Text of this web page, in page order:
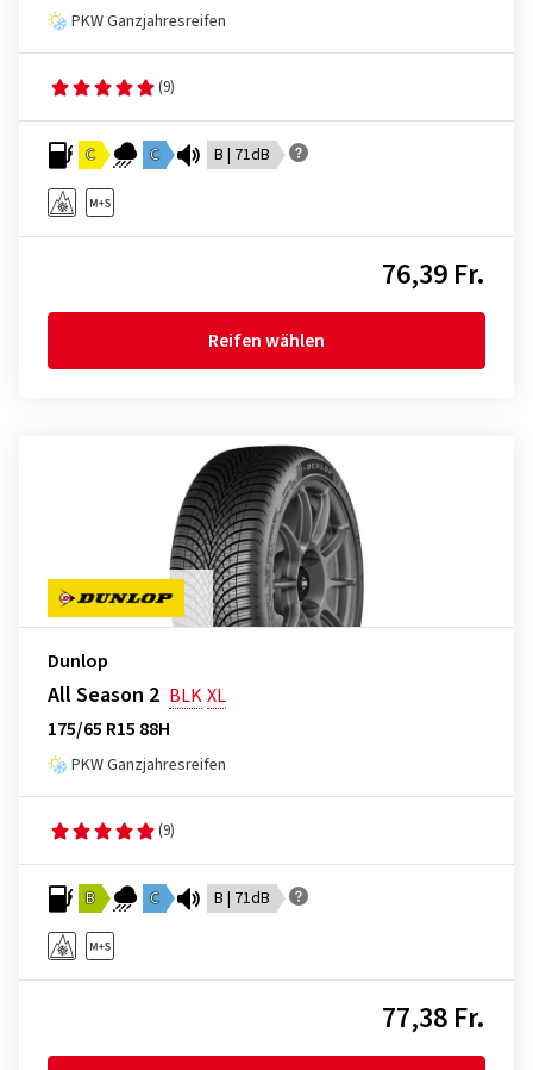
PKW Ganzjahresreifen
(9)
C C B | 71dB
76,39 Fr.
Reifen wählen
Dunlop
All Season 2 BLKXL
175/65 R15 88H
PKW Ganzjahresreifen
(9)
B C B | 71dB
77,38 Fr.